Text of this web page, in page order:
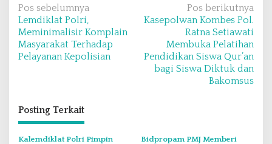
N
a
v
i
s
i
Pos sebelumnya
Lemdiklat Polri,
Meminimalisir Komplain
Masyarakat Terhadap
Pelayanan Kepolisian
Pos berikutnya
Kasepolwan Kombes Pol.
Ratna Setiawati
Membuka Pelatihan
Pendidikan Siswa Qur’an
bagi Siswa Diktuk dan
Bakomsus
Posting Terkait
Kalemdiklat Polri Pimpin Bidpropam PMJ Memberi